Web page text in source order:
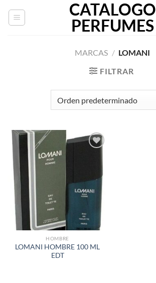
CATALOGO
PERFUMES
MARCAS / LOMANI
FILTRAR
DE
DESEOS
HOMBRE
LOMANI HOMBRE 100 ML
EDT